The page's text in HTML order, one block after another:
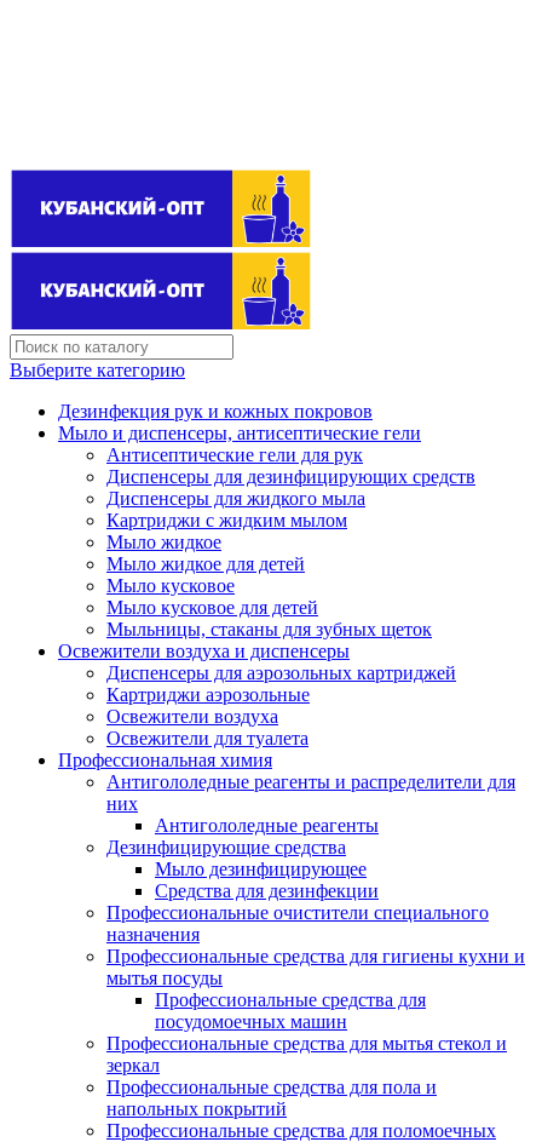
Выберите категорию
Дезинфекция рук и кожных покровов
Мыло и диспенсеры, антисептические гели
Антисептические гели для рук
Диспенсеры для дезинфицирующих средств
Диспенсеры для жидкого мыла
Картриджи с жидким мылом
Мыло жидкое
Мыло жидкое для детей
Мыло кусковое
Мыло кусковое для детей
Мыльницы, стаканы для зубных щеток
Освежители воздуха и диспенсеры
Диспенсеры для аэрозольных картриджей
Картриджи аэрозольные
Освежители воздуха
Освежители для туалета
Профессиональная химия
Антигололедные реагенты и распределители для
них
Антигололедные реагенты
Дезинфицирующие средства
Мыло дезинфицирующее
Средства для дезинфекции
Профессиональные очистители специального
назначения
Профессиональные средства для гигиены кухни и
мытья посуды
Профессиональные средства для
посудомоечных машин
Профессиональные средства для мытья стекол и
зеркал
Профессиональные средства для пола и
напольных покрытий
Профессиональные средства для поломоечных